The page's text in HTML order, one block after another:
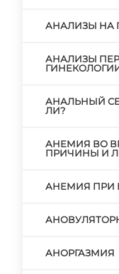
АНАЛИЗЫ НА
АНАЛИЗЫ
АНАЛЬНЫЙ
ЛИ?
АНЕМИЯ ВО
ПРИЧИНЫ И
АНЕМИЯ ПРИ
АНОРГАЗМИЯ